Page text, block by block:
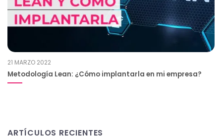
21 MARZO 2022
Metodología Lean: ¿Cómo implantarla en mi empresa?
ARTÍCULOS RECIENTES